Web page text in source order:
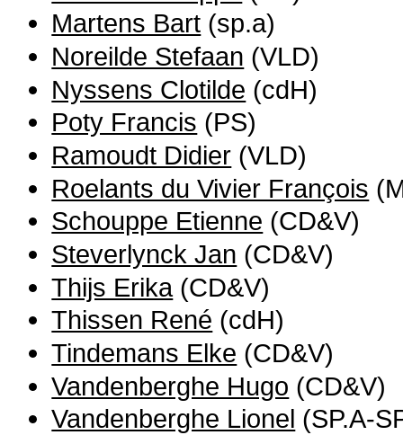
Martens Bart (sp.a)
Noreilde Stefaan (VLD)
Nyssens Clotilde (cdH)
Poty Francis (PS)
Ramoudt Didier (VLD)
Roelants du Vivier François
Schouppe Etienne (CD&V)
Steverlynck Jan (CD&V)
Thijs Erika(CD&V)
Thissen René (cdH)
Tindemans Elke (CD&V)
Vandenberghe Hugo (CD&V)
Vandenberghe Lionel (SP.A-